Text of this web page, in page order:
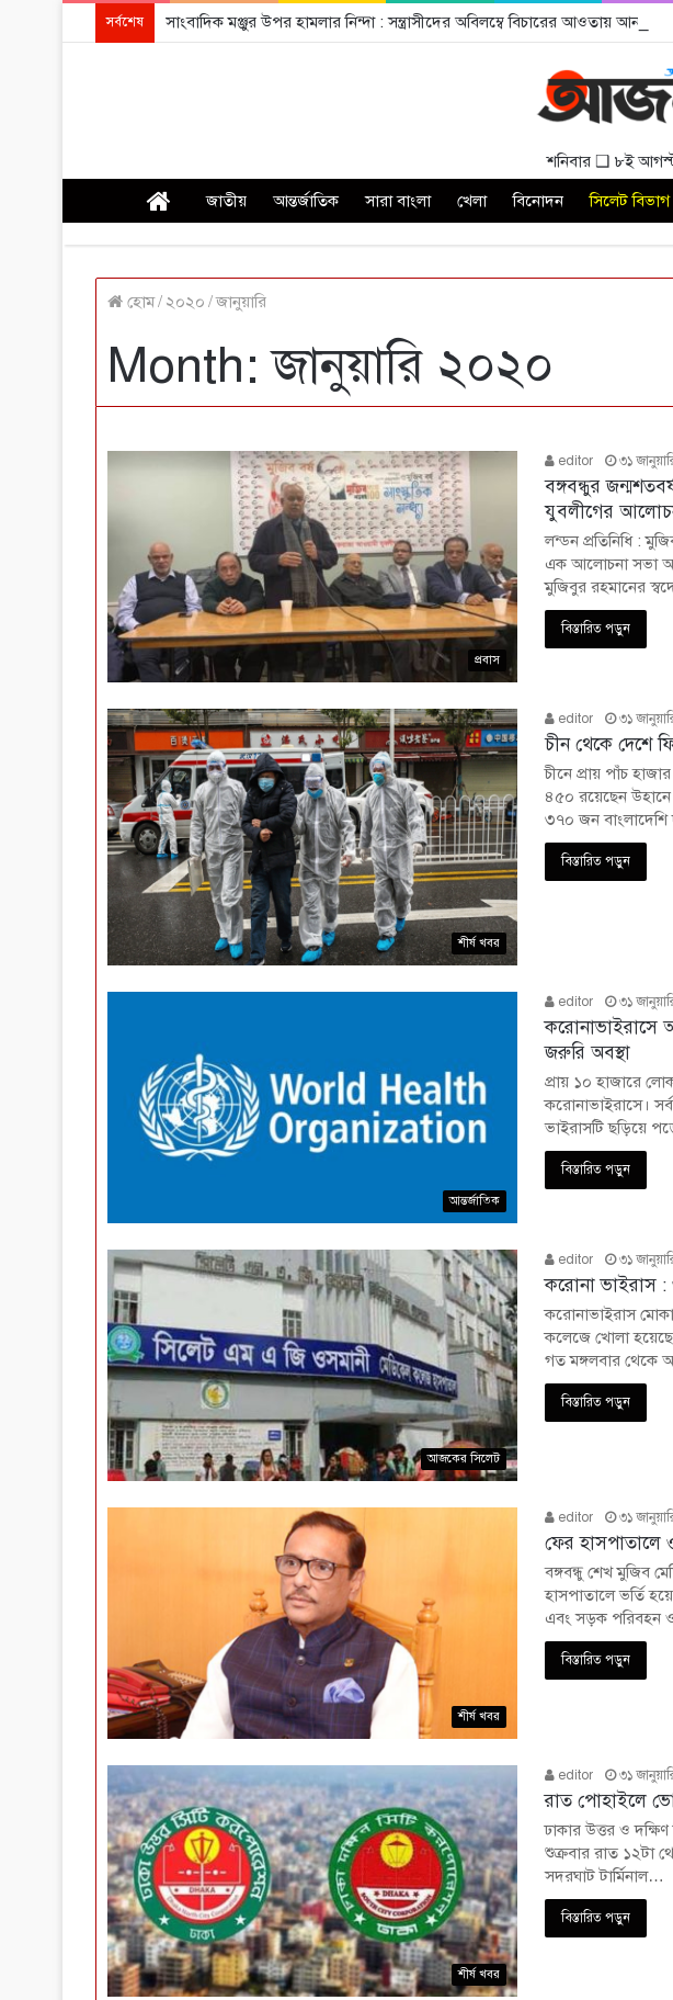
সর্বশেষ সাংবাদিক মঞ্জুর উপর হামলার নিন্দা : সন্ত্রাসীদের অবিলম্বে বিচারের আওতায় আনার
শনিবার ❑ ৮ই
জাতীয় আন্তর্জাতিক সারা বাংলা খেলা বিনোদন সিলেট বিভাগ
হোম/ ২০২০ /জানুয়ারি
Month: জানুয়ারি ২০২০
প্রবাস
editor ৩১
বঙ্গবন্ধুর
যুবলীগের
লন্ডন প্রতিনিধি :
এক আলোচনা সভা
মুজিবুর রহমানের
বিস্তারিত পড়ুন
শীর্ষ খবর
editor ৩১
চীন থেকে দেশে
চীনে প্রায় পাঁচ
৪৫০ রয়েছেন
৩৭০ জন
বিস্তারিত পড়ুন
আন্তর্জাতিক
editor ৩১
করোনাভাইরাসে
জরুরি অবস্থা
প্রায় ১০ হাজারে
করোনাভাইরাসে।
ভাইরাসটি ছড়িয়ে
বিস্তারিত পড়ুন
আজকের সিলেট
editor ৩১
করোনা ভাইরাস :
করোনাভাইরাস
কলেজে খোলা হয়েছে
গত মঙ্গলবার থেকে
বিস্তারিত পড়ুন
শীর্ষ খবর
editor ৩১
ফের হাসপাতালে
বঙ্গবন্ধু শেখ মুজিব
হাসপাতালে ভর্তি
এবং সড়ক পরিবহন ও
বিস্তারিত পড়ুন
শীর্ষ খবর
editor ৩১
রাত পোহাইলে
ঢাকার উত্তর ও
শুক্রবার রাত ১২টা
সদরঘাট টার্মিনাল…
বিস্তারিত পড়ুন